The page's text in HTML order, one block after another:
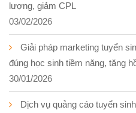
lượng, giảm CPL
03/02/2026
Giải pháp marketing tuyển
đúng học sinh tiềm năng, tăng
30/01/2026
Dịch vụ quảng cáo tuyển